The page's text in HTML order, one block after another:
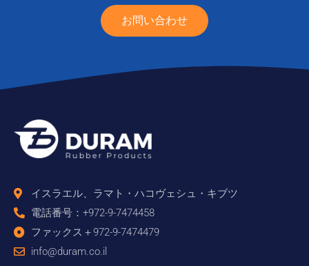
お問い合わせ
イスラエル、ラマト・ハコヴェシュ・キブツ
電話番号：+972-9-7474458
ファックス＋972-9-7474479
info@duram.co.il